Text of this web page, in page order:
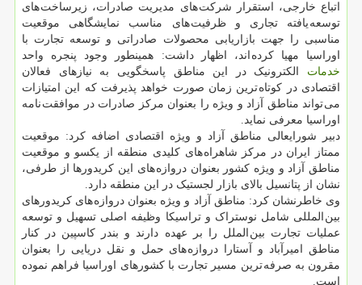
اتباع خارجی، استقرار شرکت های مدیریت صادرات، زیرساخت های
توسعه یافته تجاری و ظرفیت های مناسب نمایشگاهی موقعیت
مناسبی را جهت بازاریابی محصولات صادراتی و توسعه تجارت با
اوراسیا مهیا کرده اند، اظهار داشت: همینطور وجود پنجره واحد
خدمات الکترونیک در این مناطق پاسخگویی به نیازهای فعالان
اقتصادی در کوتاه ترین زمان صورت خواهد پذیرفت که این امتیازات
می تواند مناطق آزاد و ویژه را بعنوان مرکز صادرات در موافقت نامه
اوراسیا معرفی نماید.
دبیر شورایعالی مناطق آزاد و ویژه اقتصادی اضافه کرد: موقعیت
ممتاز ایران در مرکز شاهراه های کلیدی منطقه از یکسو و موقعیت
مناطق آزاد و ویژه کشور بعنوان دروازه های این کریدورها از طرفی،
نشان از پتانسیل بالای بازار لجستیک در این منطقه دارد.
وی خاطرنشان کرد: مناطق آزاد و ویژه بعنوان دروازه های کریدورهای
بین المللی شامل نوستراک و تراسیکا وظیفه اصلی تسهیل و توسعه
عملیات تجارت بین الملل را بر عهده دارند و بندر کاسپین در کنار
مناطق امیرآباد و آستارا دروازه های حمل و نقل دریایی را بعنوان
مقرون به صرفه ترین مسیر تجارت با کشورهای اوراسیا فراهم نموده
است.